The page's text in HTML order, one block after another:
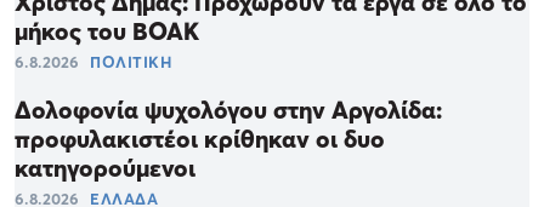
μήκος του ΒΟΑΚ
6.8.2026 ΠΟΛΙΤΙΚΗ
Δολοφονία ψυχολόγου στην Αργολίδα:
προφυλακιστέοι κρίθηκαν οι δυο
κατηγορούμενοι
6.8.2026 ΕΛΛΑΔΑ